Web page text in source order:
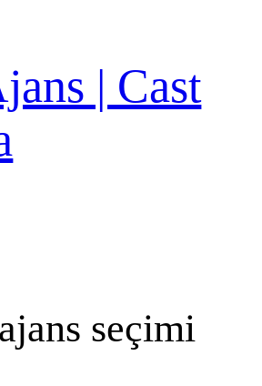
| Cast
ajans seçimi